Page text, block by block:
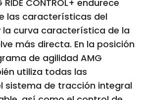
CONTROL+ endurece
las características del
curva característica de la
más directa. En la posición
de agilidad AMG
utiliza todas las
sistema de tracción integral